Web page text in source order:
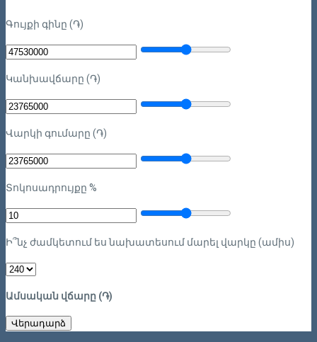
Գույքի գինը (֏)
Կանխավճարը (֏)
Վարկի գումարը (֏)
Տոկոսադրույքը %
Ի՞նչ ժամկետում ես նախատեսում մարել վարկը (ամիս)
Ամսական վճարը (֏)
Վերադարձ